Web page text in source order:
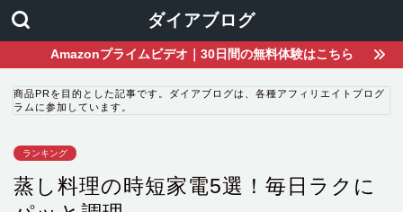
ダイアブログ
Amazonプライムビデオ｜30日間の無料体験はこちら
商品PRを目的とした記事です。ダイアブログは、各種アフィリエイトプログ
ラムに参加しています。
ランキング
蒸し料理の時短家電5選！毎日ラクに